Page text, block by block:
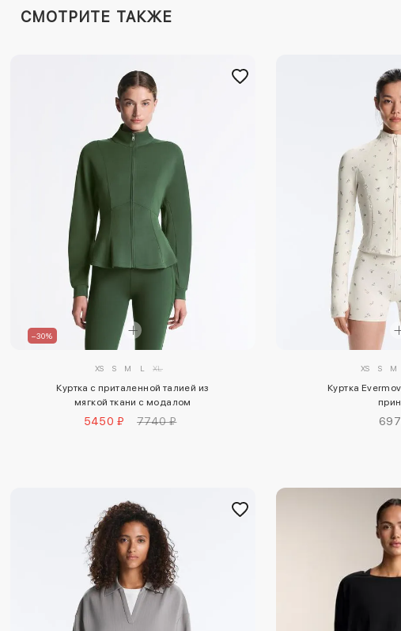
СМОТРИТЕ ТАКЖЕ
–30%
XS S M L XL
Куртка с приталенной талией из
мягкой ткани с модалом
5450 ₽ 7740 ₽
XS S M
Куртка